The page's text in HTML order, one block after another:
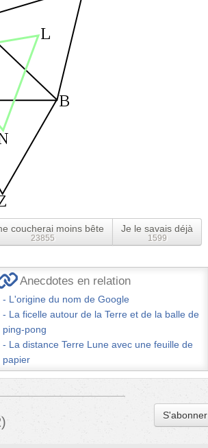
coucherai moins bête
23855
Je le savais déjà
1599
Anecdotes en relation
L'origine du nom de Google
La ficelle autour de la Terre et de la balle de
ping-pong
La distance Terre Lune avec une feuille de
papier
) S'abonner